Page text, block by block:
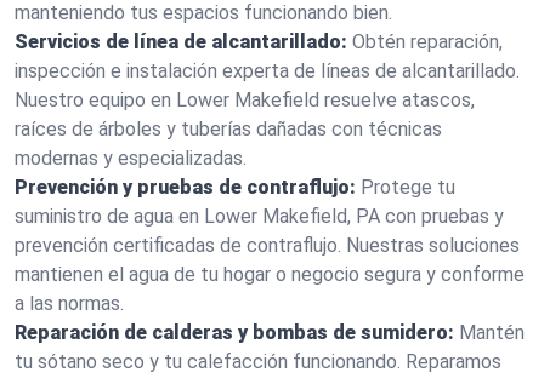
manteniendo tus espacios funcionando bien.
Servicios de línea de alcantarillado: Obtén reparación,
inspección e instalación experta de líneas de alcantarillado.
Nuestro equipo en Lower Makefield resuelve atascos,
raíces de árboles y tuberías dañadas con técnicas
modernas y especializadas.
Prevención y pruebas de contraflujo: Protege tu
suministro de agua en Lower Makefield, PA con pruebas y
prevención certificadas de contraflujo. Nuestras soluciones
mantienen el agua de tu hogar o negocio segura y conforme
a las normas.
Reparación de calderas y bombas de sumidero: Mantén
tu sótano seco y tu calefacción funcionando. Reparamos